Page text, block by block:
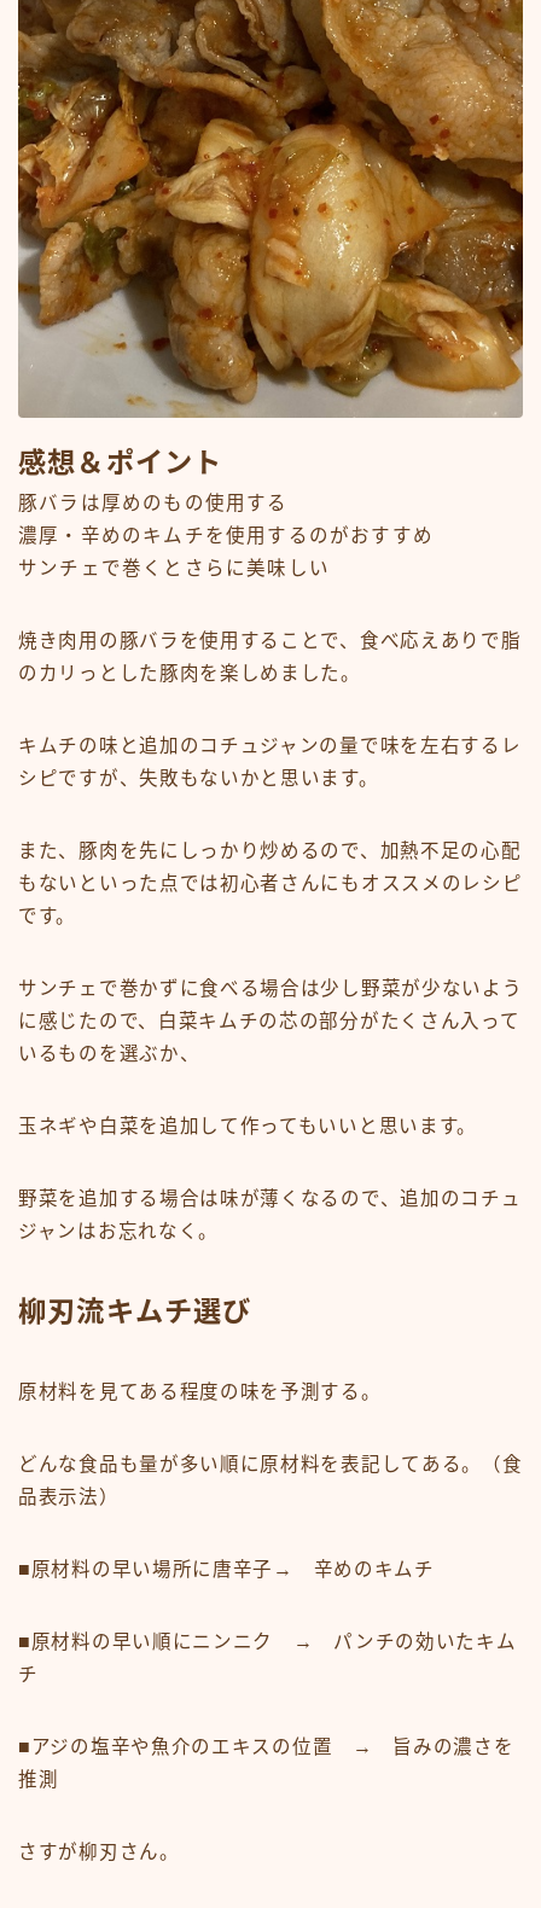
感想＆ポイント
豚バラは厚めのもの使用する
濃厚・辛めのキムチを使用するのがおすすめ
サンチェで巻くとさらに美味しい
焼き肉用の豚バラを使用することで、食べ応えありで脂
のカリっとした豚肉を楽しめました。
キムチの味と追加のコチュジャンの量で味を左右するレ
シピですが、失敗もないかと思います。
また、豚肉を先にしっかり炒めるので、加熱不足の心配
もないといった点では初心者さんにもオススメのレシピ
です。
サンチェで巻かずに食べる場合は少し野菜が少ないよう
に感じたので、白菜キムチの芯の部分がたくさん入って
いるものを選ぶか、
玉ネギや白菜を追加して作ってもいいと思います。
野菜を追加する場合は味が薄くなるので、追加のコチュ
ジャンはお忘れなく。
柳刃流キムチ選び
原材料を見てある程度の味を予測する。
どんな食品も量が多い順に原材料を表記してある。（食
品表示法）
■原材料の早い場所に 唐辛子 → 辛めのキムチ
■原材料の早い順にニンニク
→ パンチの効いたキム
チ
■ アジの塩辛や魚介のエキス の位置 → 旨みの濃さを
推測
さすが柳刃さん。